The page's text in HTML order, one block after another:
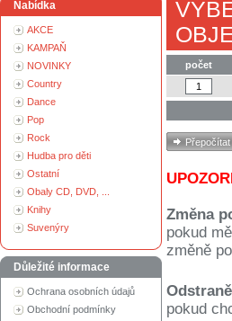
Nabídka
AKCE
KAMPAŇ
NOVINKY
Country
Dance
Pop
Rock
Hudba pro děti
Ostatní
Obaly CD, DVD, ...
Knihy
Suvenýry
Důležité informace
Ochrana osobních údajů
Obchodní podmínky
počet
Změna
pokud
změně
pokud